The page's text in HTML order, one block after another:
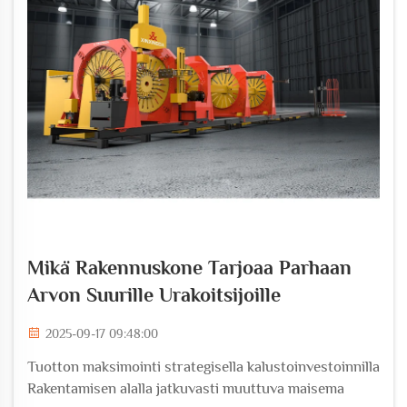
Mikä Rakennuskone Tarjoaa Parhaan
Arvon Suurille Urakoitsijoille
2025-09-17 09:48:00
Tuotton maksimointi strategisella kalustoinvestoinnilla
Rakentamisen alalla jatkuvasti muuttuva maisema